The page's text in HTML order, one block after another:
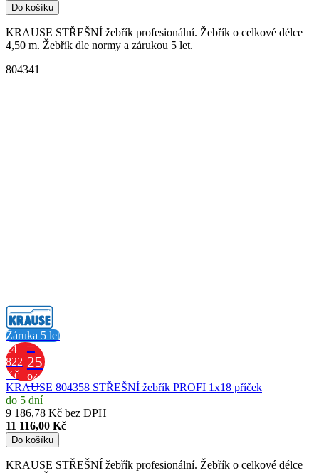
Do košíku
KRAUSE STŘEŠNÍ žebřík profesionální. Žebřík o celkové délce
4,50 m. Žebřík dle normy a zárukou 5 let.
804341
Záruka 5 let
14
822
Kč
–
25
%
KRAUSE 804358 STŘEŠNÍ žebřík PROFI 1x18 příček
do 5 dní
9 186,78 Kč bez DPH
11 116,00 Kč
Do košíku
KRAUSE STŘEŠNÍ žebřík profesionální. Žebřík o celkové délce